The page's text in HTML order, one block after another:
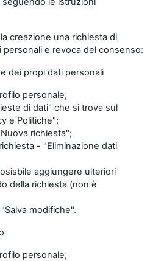
creazione una richiesta di
e revoca del consenso:
dei propi dati personali
personale;
di dati" che si trova sul
e Politiche";
richiesta";
- "Eliminazione dati
aggiungere ulteriori
della richiesta (non è
modifiche".
personale;